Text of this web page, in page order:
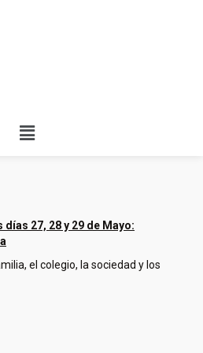
días 27, 28 y 29 de Mayo:
el colegio, la sociedad y los